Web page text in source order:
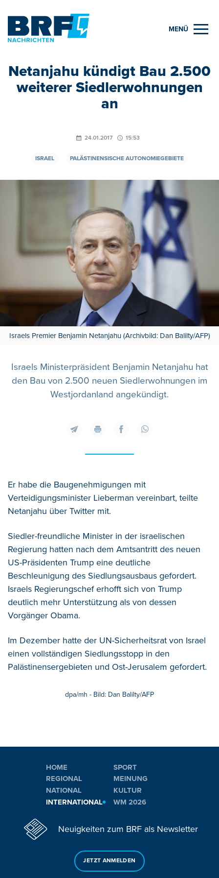
MENÜ
Netanjahu kündigt Bau 2.500
weiterer Siedlerwohnungen
an
24.01.2017 15:53
ISRAEL PALÄSTINENSISCHE AUTONOMIEGEBIETE
Israels Premier Benjamin Netanjahu (Archivbild: Dan Balilty/AFP)
Israels Ministerpräsident Benjamin Netanjahu hat
den Bau von 2.500 neuen Siedlerwohnungen im
Westjordanland angekündigt.
Er habe die Baugenehmigungen mit
Verteidigungsminister Lieberman vereinbart, teilte
Netanjahu über Twitter mit.
Siedler-freundliche Minister in der israelischen
Regierung hatten nach dem Amtsantritt des neuen
US-Präsidenten Trump eine deutliche
Beschleunigung des Siedlungsausbaus gefordert.
Israels Regierungschef erhofft sich von Trump
deutlich mehr Unterstützung als von dessen
Vorgänger Obama.
Im Dezember hatte der UN-Sicherheitsrat von Israel
einen vollständigen Siedlungsstopp in den
Palästinensergebieten und Ost-Jerusalem gefordert.
dpa/mh - Bild: Dan Balilty/AFP
HOME
REGIONAL
NATIONAL
INTERNATIONAL
SPORT
MEINUNG
KULTUR
WM 2026
Neuigkeiten zum BRF als Newsletter
JETZT ANMELDEN